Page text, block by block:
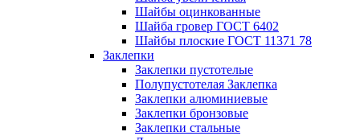
Шайбы оцинкованные
Шайба гровер ГОСТ 6402
Шайбы плоские ГОСТ 11371 78
Заклепки
Заклепки пустотелые
Полупустотелая Заклепка
Заклепки алюминиевые
Заклепки бронзовые
Заклепки стальные